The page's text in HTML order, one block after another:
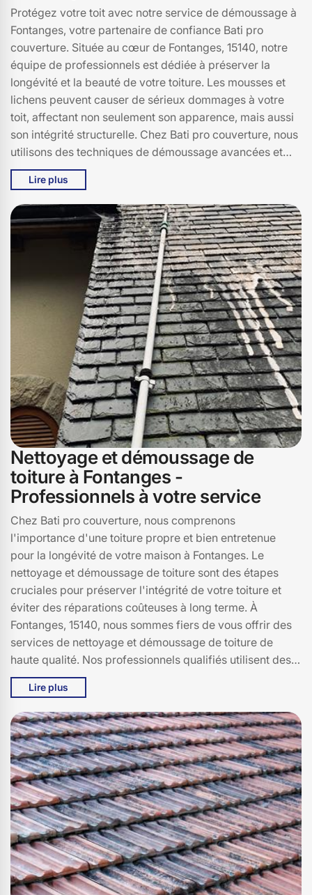
Protégez votre toit avec notre service de démoussage à
Fontanges, votre partenaire de confiance Bati pro
couverture. Située au cœur de Fontanges, 15140, notre
équipe de professionnels est dédiée à préserver la
longévité et la beauté de votre toiture. Les mousses et
lichens peuvent causer de sérieux dommages à votre
toit, affectant non seulement son apparence, mais aussi
son intégrité structurelle. Chez Bati pro couverture, nous
utilisons des techniques de démoussage avancées et
des produits respectueux de l'environnement pour
éliminer efficacement ces nuisibles. Imaginez un toit
éclatant de propreté, qui non seulement rehausse
l'esthétique de votre maison, mais aussi augmente sa
valeur. Ne laissez pas la mousse compromettre la
sécurité et la durabilité de votre toit. Contactez Bati pro
couverture à Fontanges, 15140, et laissez-nous prendre
soin de votre toiture, pour que vous puissiez profiter
d'un toit sain et protégé, année après année.
Lire plus
Nettoyage et démoussage de
toiture à Fontanges -
Professionnels à votre service
Chez Bati pro couverture, nous comprenons
l'importance d'une toiture propre et bien entretenue
pour la longévité de votre maison à Fontanges. Le
nettoyage et démoussage de toiture sont des étapes
cruciales pour préserver l'intégrité de votre toiture et
éviter des réparations coûteuses à long terme. À
Fontanges, 15140, nous sommes fiers de vous offrir des
services de nettoyage et démoussage de toiture de
haute qualité. Nos professionnels qualifiés utilisent des
techniques et des produits respectueux de
l'environnement pour éliminer la mousse, les lichens et
autres débris. Nous nous engageons à redonner à votre
toiture son éclat d'origine, tout en protégeant les
matériaux de votre toit. Faites confiance à Bati pro
couverture pour un service personnalisé et efficace.
Nous sommes à votre disposition pour répondre à toutes
vos questions et pour vous offrir un devis gratuit.
Contactez-nous dès aujourd'hui pour redonner vie à
votre toiture à Fontanges!
Lire plus